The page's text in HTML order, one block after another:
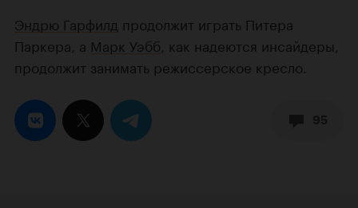
Эндрю Гарфилд продолжит играть Питера
Паркера, а Марк Уэбб , как надеются инсайдеры,
продолжит занимать режиссерское кресло.